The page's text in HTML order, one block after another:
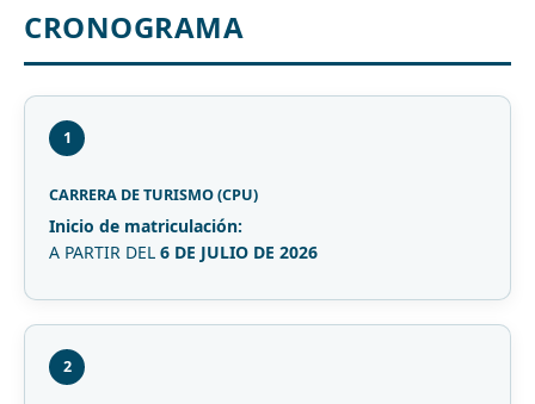
CRONOGRAMA
1
CARRERA DE TURISMO (CPU)
Inicio de matriculación:
A PARTIR DEL 6 DE JULIO DE 2026
2